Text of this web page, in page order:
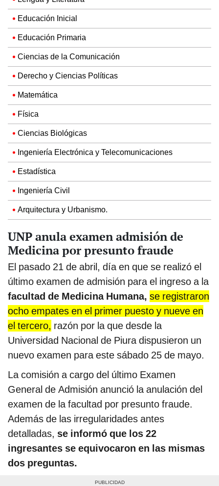
Educación Inicial
Educación Primaria
Ciencias de la Comunicación
Derecho y Ciencias Políticas
Matemática
Física
Ciencias Biológicas
Ingeniería Electrónica y Telecomunicaciones
Estadística
Ingeniería Civil
Arquitectura y Urbanismo.
UNP anula examen admisión de
Medicina por presunto fraude
El pasado 21 de abril, día en que se realizó el
último examen de admisión para el ingreso a la
facultad de Medicina Humana, se registraron
ocho empates en el primer puesto y nueve en
el tercero, razón por la que desde la
Universidad Nacional de Piura dispusieron un
nuevo examen para este sábado 25 de mayo.
La comisión a cargo del último Examen
General de Admisión anunció la anulación del
examen de la facultad por presunto fraude.
Además de las irregularidades antes
detalladas, se informó que los 22
ingresantes se equivocaron en las mismas
dos preguntas.